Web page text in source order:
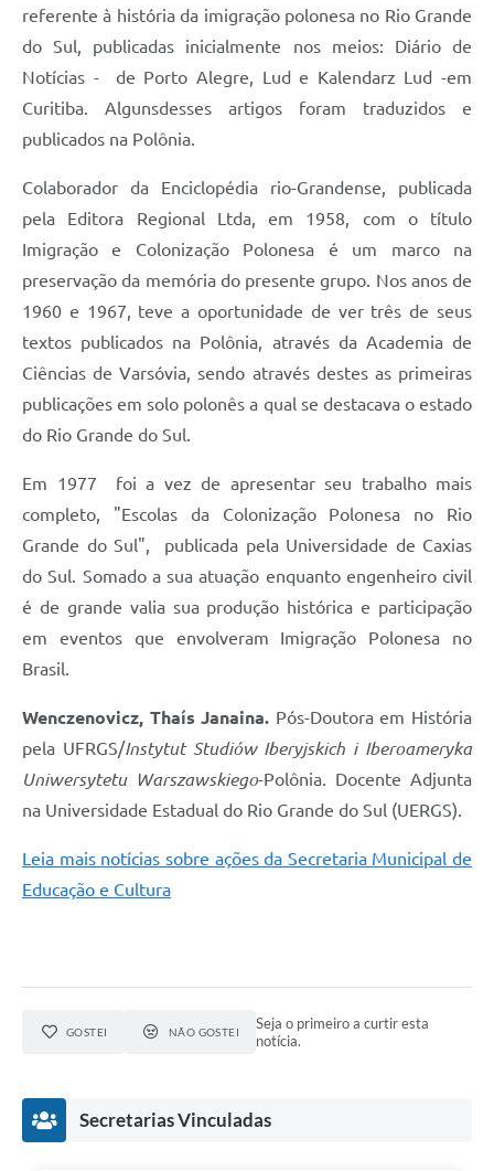
referente à história da imigração polonesa no Rio Grande
do Sul, publicadas inicialmente nos meios: Diário de
Notícias - de Porto Alegre, Lud e Kalendarz Lud -em
Curitiba. Algunsdesses artigos foram traduzidos e
publicados na Polônia.
Colaborador da Enciclopédia rio-Grandense, publicada
pela Editora Regional Ltda, em 1958, com o título
Imigração e Colonização Polonesa é um marco na
preservação da memória do presente grupo. Nos anos de
1960 e 1967, teve a oportunidade de ver três de seus
textos publicados na Polônia, através da Academia de
Ciências de Varsóvia, sendo através destes as primeiras
publicações em solo polonês a qual se destacava o estado
do Rio Grande do Sul.
Em 1977 foi a vez de apresentar seu trabalho mais
completo, "Escolas da Colonização Polonesa no Rio
Grande do Sul", publicada pela Universidade de Caxias
do Sul. Somado a sua atuação enquanto engenheiro civil
é de grande valia sua produção histórica e participação
em eventos que envolveram Imigração Polonesa no
Brasil.
Wenczenovicz, Thaís Janaina. Pós-Doutora em História
pela UFRGS/Instytut Studiów Iberyjskich i Iberoameryka
Uniwersytetu Warszawskiego-Polônia. Docente Adjunta
na Universidade Estadual do Rio Grande do Sul (UERGS).
Leia mais notícias sobre ações da Secretaria Municipal de
Educação e Cultura
GOSTEI NÃO GOSTEI
Seja o primeiro a curtir esta
notícia.
Secretarias Vinculadas